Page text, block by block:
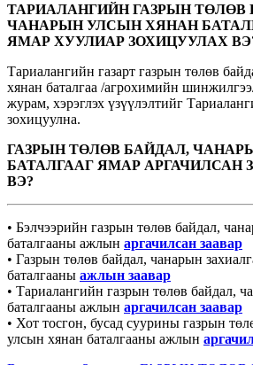
ТАРИАЛАНГИЙН ГАЗРЫН ТӨЛӨВ
ЧАНАРЫН УЛСЫН ХЯНАН
ЯМАР ХУУЛИАР ЗОХИЦУУЛАХ
Тариалангийн газарт газрын төлөв
хянан баталгаа /агрохимийн
журам, хэрэглэх үзүүлэлтийг
зохицуулна.
ГАЗРЫН ТӨЛӨВ БАЙДАЛ,
БАТАЛГААГ ЯМАР АРГАЧИЛСАН
ВЭ?
• Бэлчээрийн газрын төлөв байдал,
баталгааны ажлын аргачилсан заавар
• Газрын төлөв байдал, чанарын
баталгааны ажлын заавар
• Тариалангийн газрын төлөв байдал,
баталгааны ажлын аргачилсан заавар
• Хот тосгон, бусад суурины газрын
улсын хянан баталгааны ажлын